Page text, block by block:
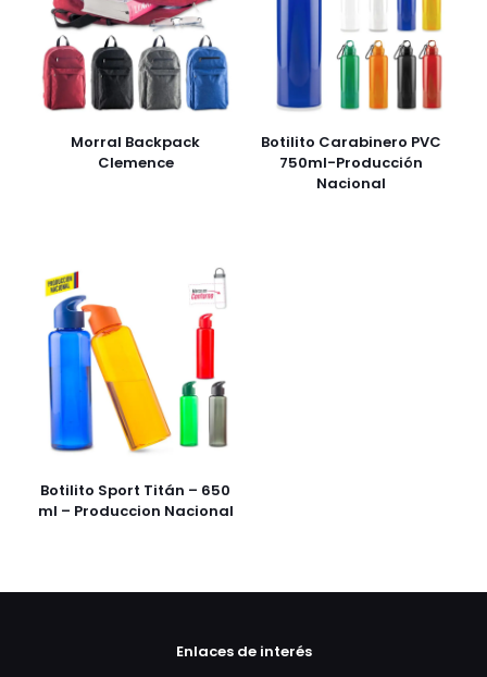
Morral Backpack
Clemence
Botilito Carabinero PVC
750ml-Producción
Nacional
Botilito Sport Titán – 650
ml – Produccion Nacional
Enlaces de interés